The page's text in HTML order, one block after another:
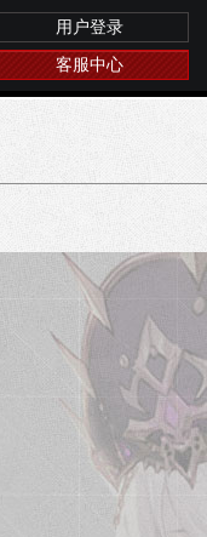
用户登录
客服中心